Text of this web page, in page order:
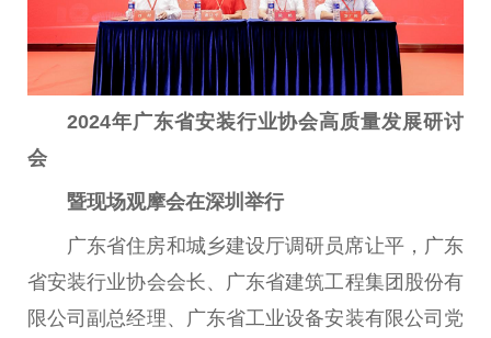
2024年广东省安装行业协会高质量发展研讨
会
暨现场观摩会在深圳举行
广东省住房和城乡建设厅调研员席让平，广东
省安装行业协会会长、广东省建筑工程集团股份有
限公司副总经理、广东省工业设备安装有限公司党